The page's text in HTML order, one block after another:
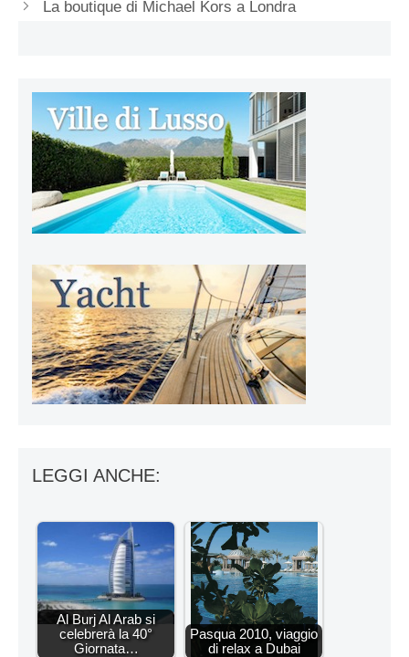
La boutique di Michael Kors a Londra
LEGGI ANCHE:
Al Burj Al Arab si
celebrerà la 40°
Giornata…
Pasqua 2010, viaggio
di relax a Dubai